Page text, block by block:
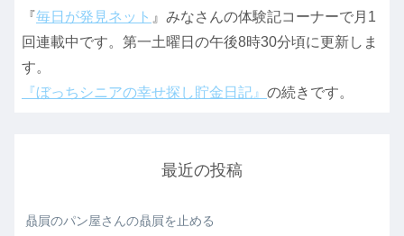
『毎日が発見ネット 』みなさんの体験記コーナーで月1
回連載中です。第一土曜日の午後8時30分頃に更新しま
す。
『ぼっちシニアの幸せ探し貯金日記』 の続きです。
最近の投稿
贔屓のパン屋さんの贔屓を止める